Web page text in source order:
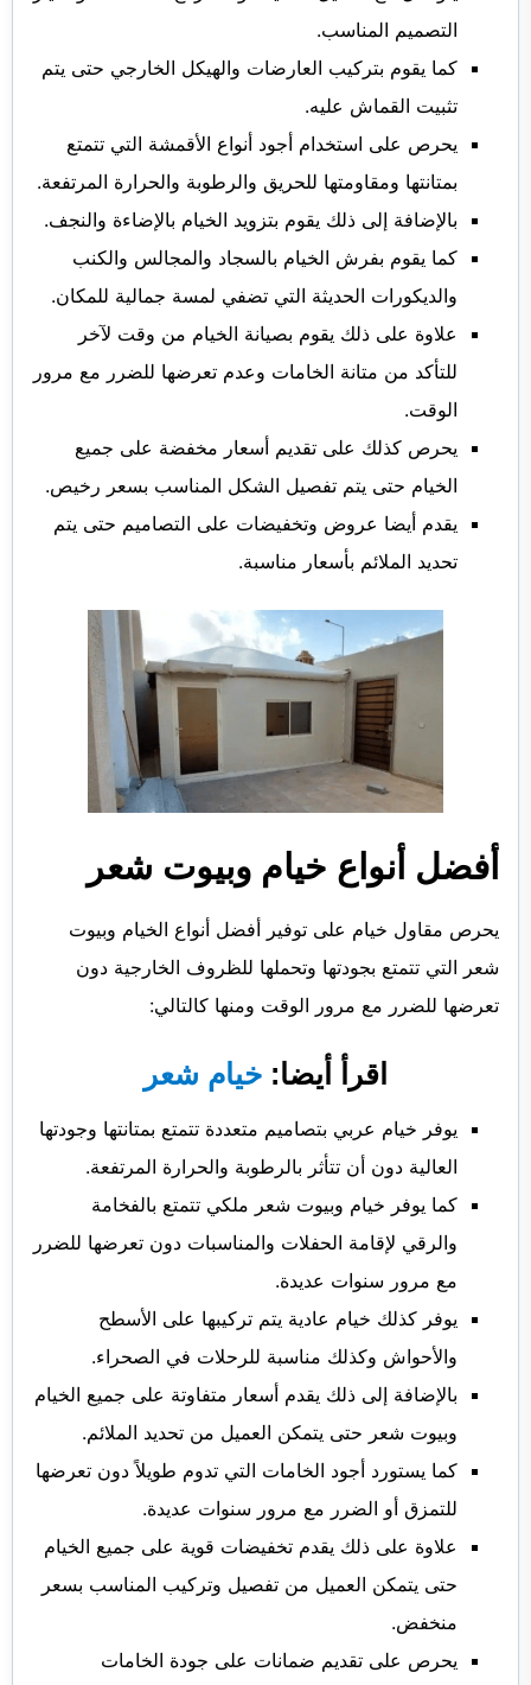
التصميم المناسب.
كما يقوم بتركيب العارضات والهيكل الخارجي حتى يتم
تثبيت القماش عليه.
يحرص على استخدام أجود أنواع الأقمشة التي تتمتع
بمتانتها ومقاومتها للحريق والرطوبة والحرارة المرتفعة.
بالإضافة إلى ذلك يقوم بتزويد الخيام بالإضاءة والنجف.
كما يقوم بفرش الخيام بالسجاد والمجالس والكنب
والديكورات الحديثة التي تضفي لمسة جمالية للمكان.
علاوة على ذلك يقوم بصيانة الخيام من وقت لآخر
للتأكد من متانة الخامات وعدم تعرضها للضرر مع مرور
الوقت.
يحرص كذلك على تقديم أسعار مخفضة على جميع
الخيام حتى يتم تفصيل الشكل المناسب بسعر رخيص.
يقدم أيضا عروض وتخفيضات على التصاميم حتى يتم
تحديد الملائم بأسعار مناسبة.
أفضل أنواع خيام وبيوت شعر
يحرص مقاول خيام على توفير أفضل أنواع الخيام وبيوت
شعر التي تتمتع بجودتها وتحملها للظروف الخارجية دون
تعرضها للضرر مع مرور الوقت ومنها كالتالي:
اقرأ أيضا: خيام شعر
يوفر خيام عربي بتصاميم متعددة تتمتع بمتانتها وجودتها
العالية دون أن تتأثر بالرطوبة والحرارة المرتفعة.
كما يوفر خيام وبيوت شعر ملكي تتمتع بالفخامة
والرقي لإقامة الحفلات والمناسبات دون تعرضها للضرر
مع مرور سنوات عديدة.
يوفر كذلك خيام عادية يتم تركيبها على الأسطح
والأحواش وكذلك مناسبة للرحلات في الصحراء.
بالإضافة إلى ذلك يقدم أسعار متفاوتة على جميع الخيام
وبيوت شعر حتى يتمكن العميل من تحديد الملائم.
كما يستورد أجود الخامات التي تدوم طويلاً دون تعرضها
للتمزق أو الضرر مع مرور سنوات عديدة.
علاوة على ذلك يقدم تخفيضات قوية على جميع الخيام
حتى يتمكن العميل من تفصيل وتركيب المناسب بسعر
منخفض.
يحرص على تقديم ضمانات على جودة الخامات